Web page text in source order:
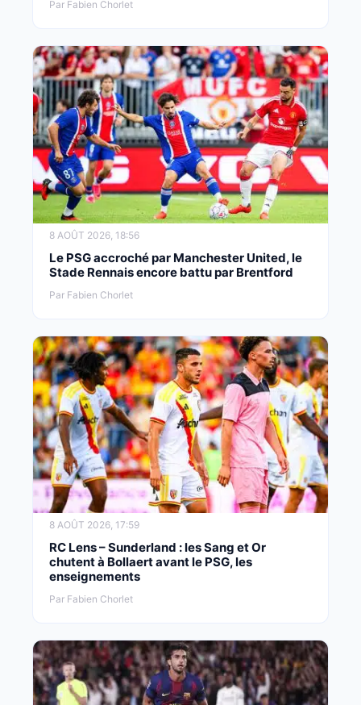
Par Fabien Chorlet
8 AOÛT 2026, 18:56
Le PSG accroché par Manchester United, le
Stade Rennais encore battu par Brentford
Par Fabien Chorlet
8 AOÛT 2026, 17:59
RC Lens – Sunderland : les Sang et Or
chutent à Bollaert avant le PSG, les
enseignements
Par Fabien Chorlet